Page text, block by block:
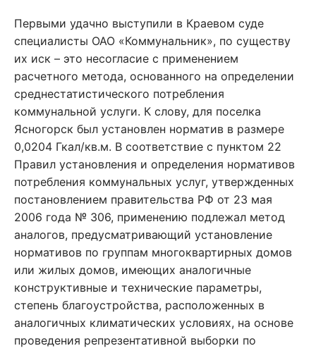
Первыми удачно выступили в Краевом суде
специалисты ОАО «Коммунальник», по существу
их иск – это несогласие с применением
расчетного метода, основанного на определении
среднестатистического потребления
коммунальной услуги. К слову, для поселка
Ясногорск был установлен норматив в размере
0,0204 Гкал/кв.м. В соответствие с пунктом 22
Правил установления и определения нормативов
потребления коммунальных услуг, утвержденных
постановлением правительства РФ от 23 мая
2006 года № 306, применению подлежал метод
аналогов, предусматривающий установление
нормативов по группам многоквартирных домов
или жилых домов, имеющих аналогичные
конструктивные и технические параметры,
степень благоустройства, расположенных в
аналогичных климатических условиях, на основе
проведения репрезентативной выборки по